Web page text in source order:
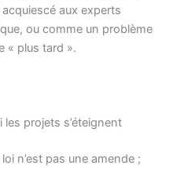
aux experts
ou comme un problème
« plus tard ».
projets s’éteignent
n’est pas une amende ;